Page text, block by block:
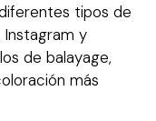
tipos de
Instagram y
de balayage,
más